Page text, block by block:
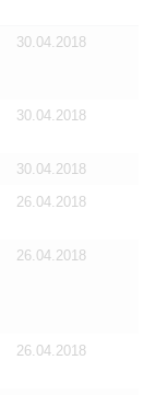
30.04.2018
30.04.2018
30.04.2018
26.04.2018
26.04.2018
26.04.2018